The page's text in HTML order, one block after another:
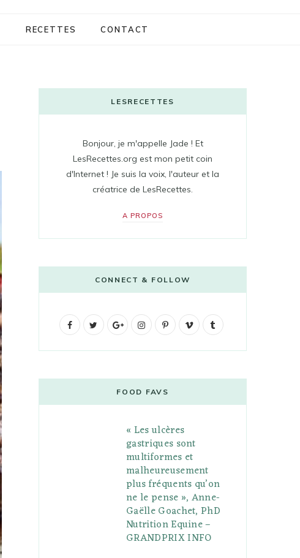
RECETTES CONTACT
LESRECETTES
Bonjour, je m'appelle Jade ! Et
LesRecettes.org est mon petit coin
d'Internet ! Je suis la voix, l'auteur et la
créatrice de LesRecettes.
A PROPOS
CONNECT & FOLLOW
F
b
t
G
g
l
e
P
u
s
I
t
a
g
r
a
P
e
r
e
s
V
o
l
FOOD FAVS
« Les ulcères
gastriques sont
multiformes et
malheureusement
plus fréquents qu’on
ne le pense », Anne-
Gaëlle Goachet, PhD
Nutrition Equine –
GRANDPRIX INFO